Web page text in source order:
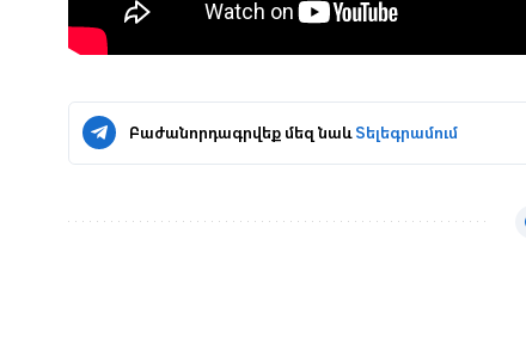
Բաժանորդագրվեք մեզ նաևՏելեգրամում